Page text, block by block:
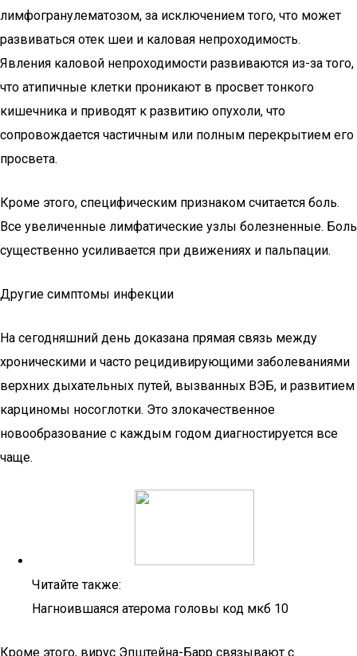
лимфогранулематозом, за исключением того, что может
развиваться отек шеи и каловая непроходимость.
Явления каловой непроходимости развиваются из-за того,
что атипичные клетки проникают в просвет тонкого
кишечника и приводят к развитию опухоли, что
сопровождается частичным или полным перекрытием его
просвета.
Кроме этого, специфическим признаком считается боль.
Все увеличенные лимфатические узлы болезненные. Боль
существенно усиливается при движениях и пальпации.
Другие симптомы инфекции
На сегодняшний день доказана прямая связь между
хроническими и часто рецидивирующими заболеваниями
верхних дыхательных путей, вызванных ВЭБ, и развитием
карциномы носоглотки. Это злокачественное
новообразование с каждым годом диагностируется все
чаще.
Читайте также:
Нагноившаяся атерома головы код мкб 10
Кроме этого, вирус Эпштейна-Барр связывают с